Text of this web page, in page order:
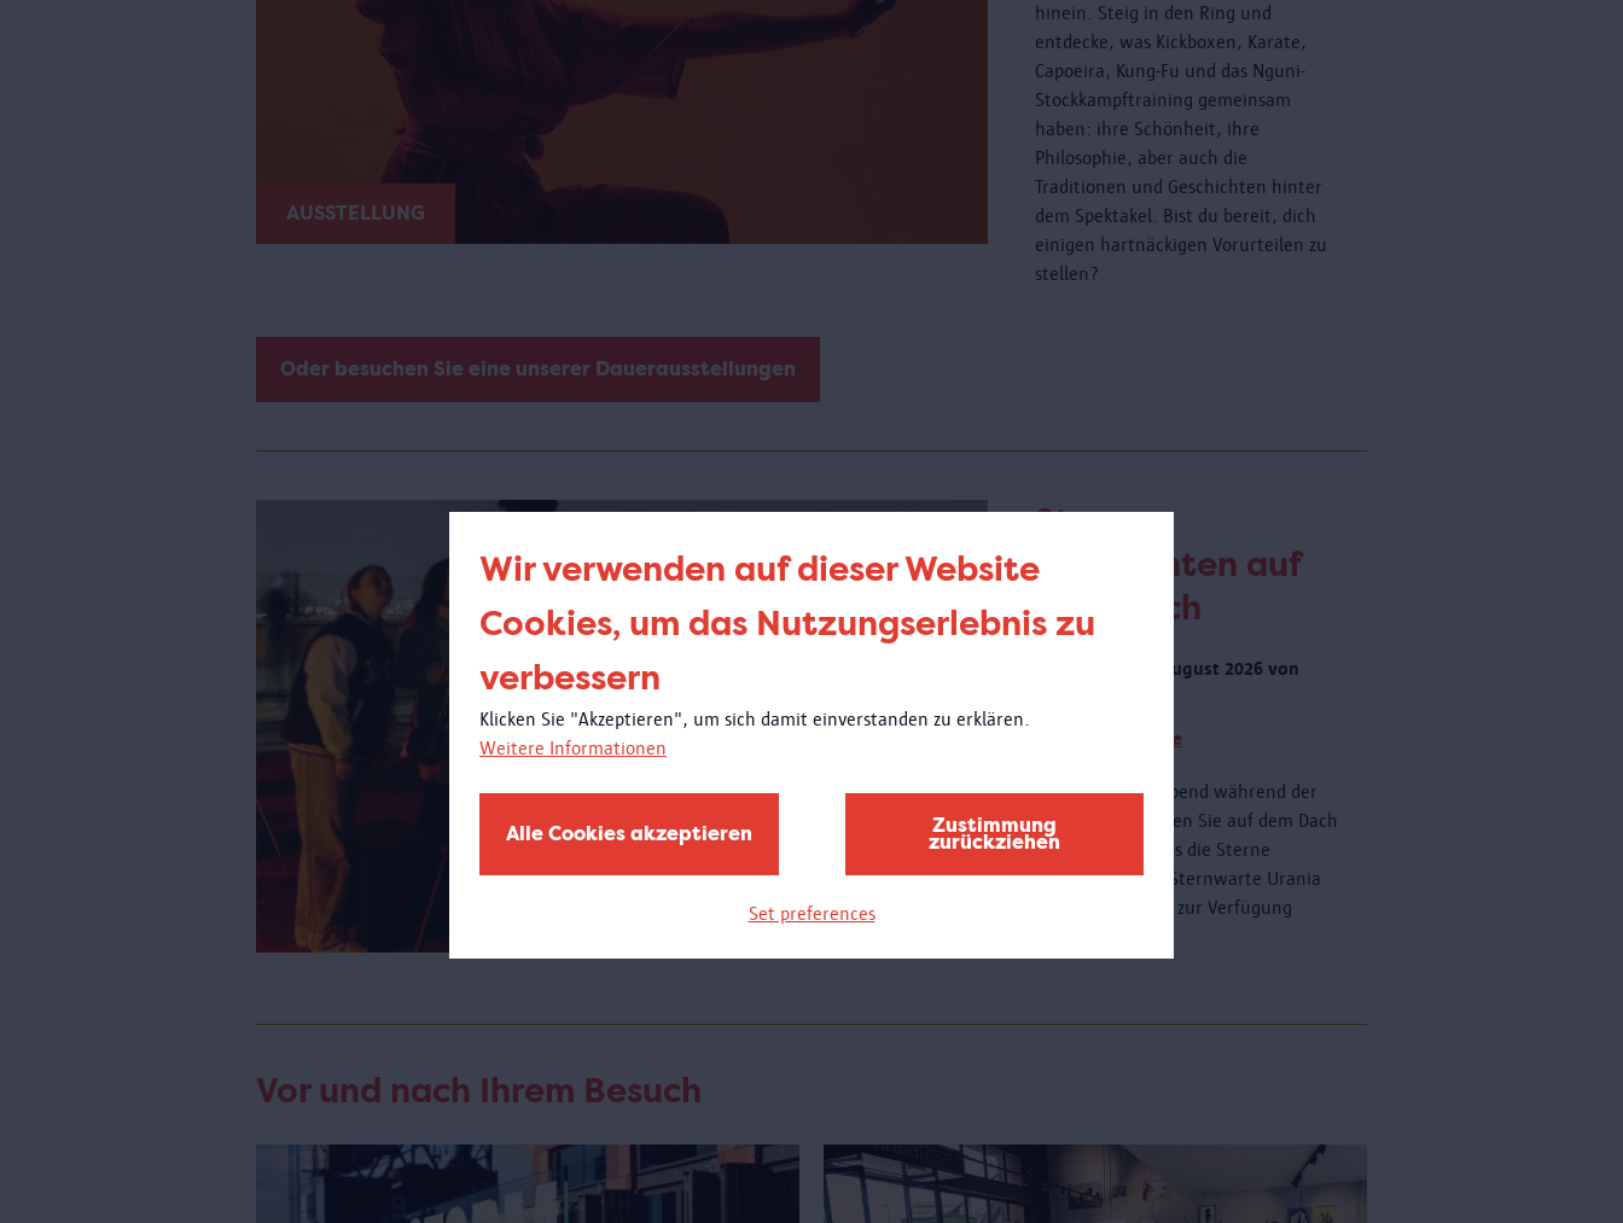
Wir verwenden auf dieser Website
Cookies, um das Nutzungserlebnis zu
verbessern
Klicken Sie "Akzeptieren", um sich damit einverstanden zu erklären.
Weitere Informationen
Alle Cookies akzeptieren Zustimmung
zurückziehen
Set preferences
AUSSTELLUNG
hinein. Steig in den Ring und
entdecke, was Kickboxen, Karate,
Capoeira, Kung-Fu und das Nguni-
Stockkampftraining gemeinsam
haben: ihre Schönheit, ihre
Philosophie, aber auch die
Traditionen und Geschichten hinter
dem Spektakel. Bist du bereit, dich
einigen hartnäckigen Vorurteilen zu
stellen?
Oder besuchen Sie eine unserer Dauerausstellungen
Sterne
beobachten auf
dem Dach
Donnerstag 20 August 2026 von
Weitere Termine
Am Donnerstagabend während der
Schulferien können Sie auf dem Dach
des MAS kostenlos die Sterne
bewundern. Die Sternwarte Urania
wird ein Teleskop zur Verfügung
Vor und nach Ihrem Besuch